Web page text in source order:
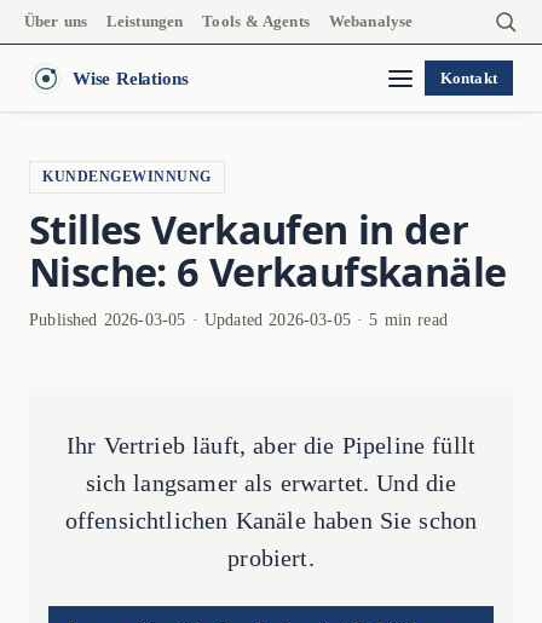
Über uns Leistungen Tools & Agents Webanalyse
Wise Relations Kontakt
KUNDENGEWINNUNG
Stilles Verkaufen in der
Nische: 6 Verkaufskanäle
Published 2026-03-05 · Updated 2026-03-05 · 5 min read
Ihr Vertrieb läuft, aber die Pipeline füllt
sich langsamer als erwartet. Und die
offensichtlichen Kanäle haben Sie schon
probiert.